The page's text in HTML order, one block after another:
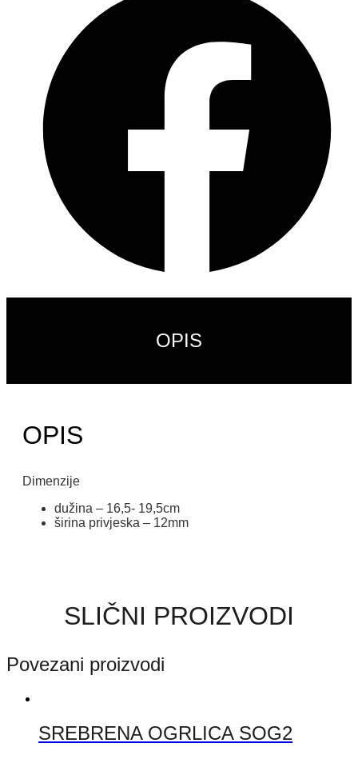
OPIS
OPIS
Dimenzije
dužina – 16,5- 19,5cm
širina privjeska – 12mm
SLIČNI PROIZVODI
Povezani proizvodi
SREBRENA OGRLICA SOG2